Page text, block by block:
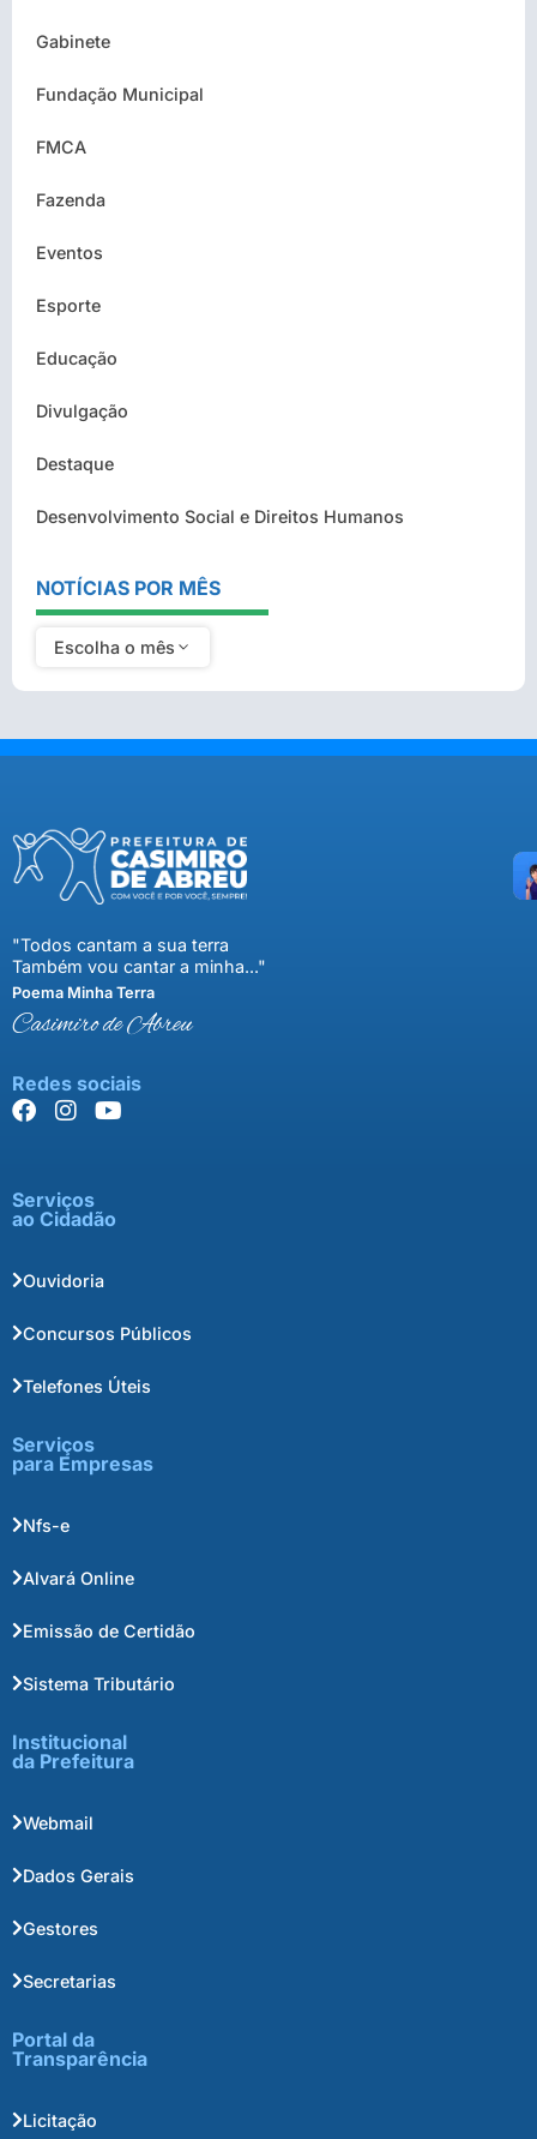
Gabinete
Fundação Municipal
FMCA
Fazenda
Eventos
Esporte
Educação
Divulgação
Destaque
Desenvolvimento Social e Direitos Humanos
NOTÍCIAS POR MÊS
Escolha o mês
"Todos cantam a sua terra
Também vou cantar a minha..."
Poema Minha Terra
Casimiro de Abreu
Redes sociais
Serviços
ao Cidadão
Ouvidoria
Concursos Públicos
Telefones Úteis
Serviços
para Empresas
Nfs-e
Alvará Online
Emissão de Certidão
Sistema Tributário
Institucional
da Prefeitura
Webmail
Dados Gerais
Gestores
Secretarias
Portal da
Transparência
Licitação